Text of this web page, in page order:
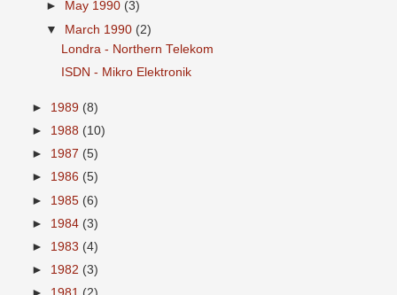
►
May 1990 (3)
▼ March 1990 (2)
Londra - Northern Telekom
ISDN - Mikro Elektronik
► 1989 (8)
► 1988 (10)
► 1987 (5)
► 1986 (5)
► 1985 (6)
► 1984 (3)
► 1983 (4)
► 1982 (3)